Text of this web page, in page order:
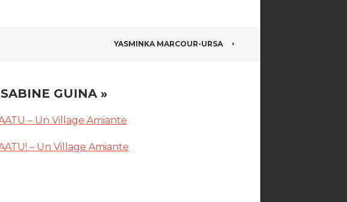
YASMINKA MARCOUR-URSA
SABINE GUINA »
– Un Village Amiante
– Un Village Amiante